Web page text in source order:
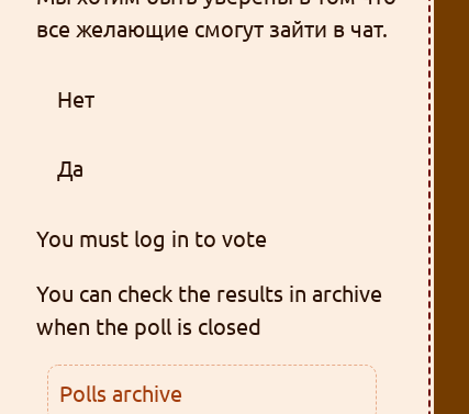
все желающие смогут зайти в чат.
Нет
Да
You must log in to vote
You can check the results in archive
when the poll is closed
Polls archive